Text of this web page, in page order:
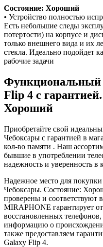
Состояние: Хороший
• Устройство полностью
Есть небольшие следы
потертости) на корпусе и
только внешнего вида и их
стекла. Идеально подойдет
рабочие задачи
Функциональный
Flip 4 с
Хороший
Приобретайте свой
Чебоксары с гарантией в
кол-во памяти . Наш
бывшие в употреблении
надежность и уверенность в
Надежное место для
Чебоксары. Состояние:
проверены и соответствуют
MIRAPHONE гарантирует
восстановленных
информацию о
также предоставляем
Galaxy Flip 4.